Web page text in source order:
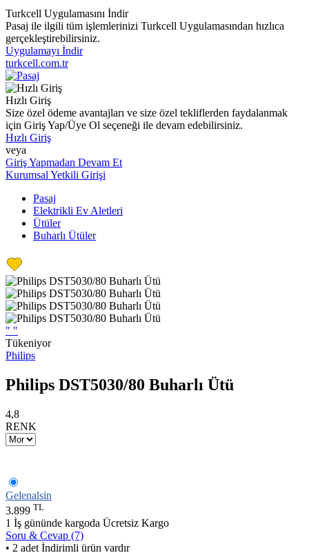
Turkcell Uygulamasını İndir
Pasaj ile ilgili tüm işlemlerinizi Turkcell Uygulamasından hızlıca
gerçekleştirebilirsiniz.
Uygulamayı İndir
turkcell.com.tr
Hızlı Giriş
Size özel ödeme avantajları ve size özel tekliflerden faydalanmak
için Giriş Yap/Üye Ol seçeneği ile devam edebilirsiniz.
Hızlı Giriş
veya
Giriş Yapmadan Devam Et
Kurumsal Yetkili Girişi
Pasaj
Elektrikli Ev Aletleri
Ütüler
Buharlı Ütüler
" "
Tükeniyor
Philips
Philips DST5030/80 Buharlı Ütü
4,8
RENK
Gelenalsin
3.899 TL
1 İş gününde kargoda Ücretsiz Kargo
Soru & Cevap (7)
• 2 adet İndirimli ürün vardır